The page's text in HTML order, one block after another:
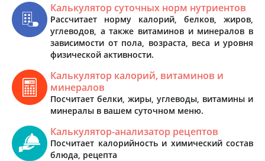
Калькулятор суточных норм нутриентов
Рассчитает норму калорий, белков, жиров,
углеводов, а также витаминов и минералов в
зависимости от пола, возраста, веса и уровня
физической активности.
Калькулятор калорий, витаминов и
минералов
Посчитает белки, жиры, углеводы, витамины и
минералы в вашем суточном меню.
Калькулятор-анализатор рецептов
Посчитает калорийность и химический состав
блюда, рецепта